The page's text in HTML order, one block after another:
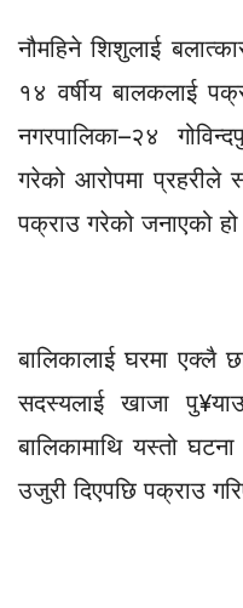
नौमहिने शिशुलाई
१४ वर्षीय बालकलाई
नगरपालिका–२४
गरेको आरोपमा प्रहरीले
पक्राउ गरेको जनाएको
बालिकालाई घरमा एक्लै
सदस्यलाई खाजा
बालिकामाथि यस्तो
उजुरी दिएपछि पक्राउ